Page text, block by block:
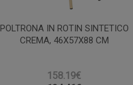
POLTRONA IN ROTIN SINTETICO
CREMA, 46X57X88 CM
158.19€